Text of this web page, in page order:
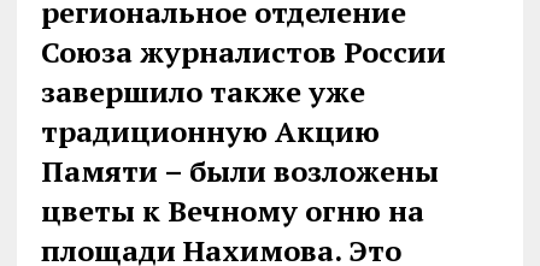
региональное отделение
Союза журналистов России
завершило также уже
традиционную Акцию
Памяти – были возложены
цветы к Вечному огню на
площади Нахимова. Это